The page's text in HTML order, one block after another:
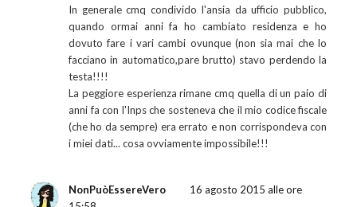
In generale cmq condivido l'ansia da ufficio pubblico,
quando ormai anni fa ho cambiato residenza e ho
dovuto fare i vari cambi ovunque (non sia mai che lo
facciano in automatico,pare brutto) stavo perdendo la
testa!!!!
La peggiore esperienza rimane cmq quella di un paio di
anni fa con l'Inps che sosteneva che il mio codice fiscale
(che ho da sempre) era errato e non corrispondeva con
i miei dati... cosa ovviamente impossibile!!!
NonPuòEssereVero
16 agosto 2015 alle ore